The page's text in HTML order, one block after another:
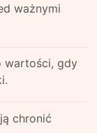
ważnymi
wartości, gdy
chronić